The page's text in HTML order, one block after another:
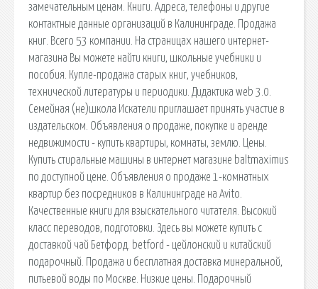
замечательным ценам. Книги. Адреса, телефоны и другие
контактные данные организаций в Калининграде. Продажа
книг. Всего 53 компании. На страницах нашего интернет-
магазина Вы можете найти книги, школьные учебники и
пособия. Купле-продажа старых книг, учебников,
технической литературы и периодики. Дидактика web 3.0.
Семейная (не)школа Искатели приглашает принять участие в
издательском. Объявления о продаже, покупке и аренде
недвижимости - купить квартиры, комнаты, землю. Цены.
Купить стиральные машины в интернет магазине baltmaximus
по доступной цене. Объявления о продаже 1-комнатных
квартир без посредников в Калининграде на Avito.
Качественные книги для взыскательного читателя. Высокий
класс переводов, подготовки. Здесь вы можете купить с
доставкой чай Бетфорд. betford - цейлонский и китайский
подарочный. Продажа и бесплатная доставка минеральной,
питьевой воды по Москве. Низкие цены. Подарочный